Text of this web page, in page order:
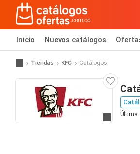
Inicio Nuevos catálogos
Tiendas KFC Catálogos
Ir al sitio
Última